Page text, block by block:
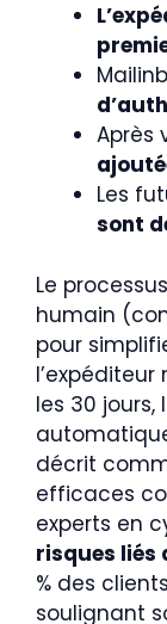
Après
Les
sont
Le
humain
pour
l’expéditeur
les 30
décrit
efficaces
experts en
risques
% des
soulignant